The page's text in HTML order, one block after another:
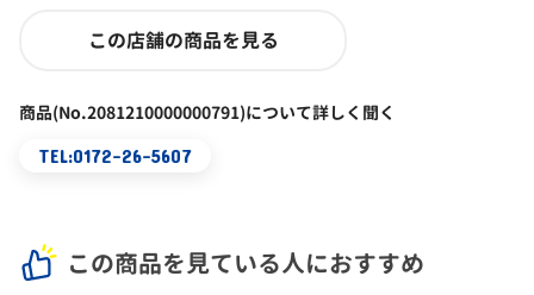
この店舗の商品を見る
商品(No.2081210000000791)について詳しく聞く
TEL:0172-26-5607
この商品を見ている人におすすめ